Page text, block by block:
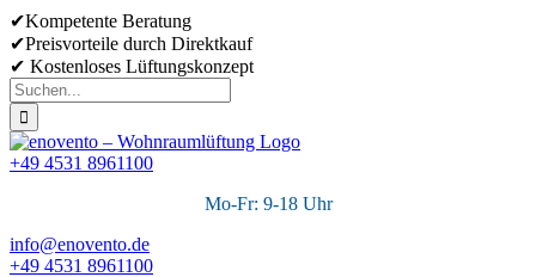
Skip
to
content
✔Kompetente Beratung
✔Preisvorteile durch Direktkauf
✔ Kostenloses Lüftungskonzept
Suche
nach:
+49 4531 8961100
Mo-Fr: 9-18 Uhr
info@enovento.de
+49 4531 8961100